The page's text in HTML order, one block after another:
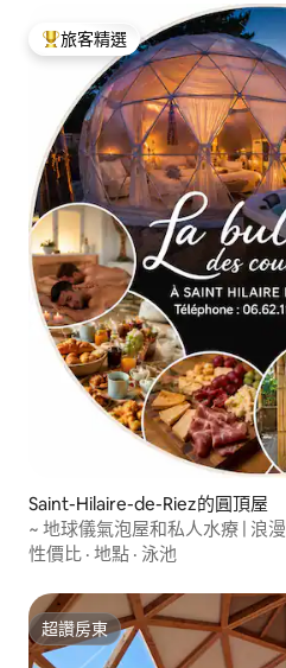
旅客精選榜首
旅客精選
Saint-Hilaire-de-Riez的圓頂屋
~ 地球儀氣泡屋和私人水療 | 浪漫
性價比 · 地點 · 泳池
超讚房東
超讚房東